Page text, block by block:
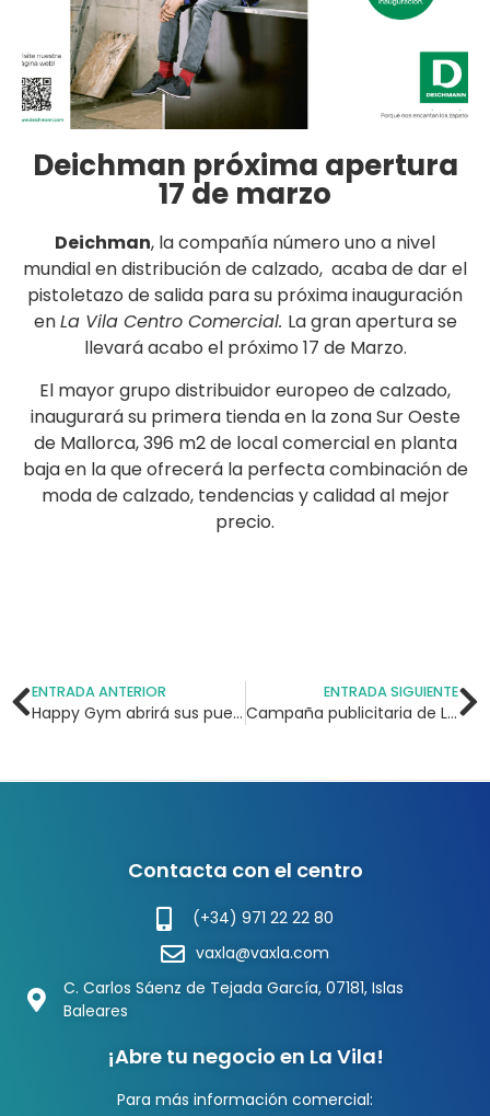
Deichman próxima apertura
17 de marzo
Deichman, la compañía número uno a nivel
mundial en distribución de calzado, acaba de dar el
pistoletazo de salida para su próxima inauguración
enLa Vila Centro Comercial. La gran apertura se
llevará acabo el próximo 17 de Marzo.
El mayor grupo distribuidor europeo de calzado,
inaugurará su primera tienda en la zona Sur Oeste
de Mallorca, 396 m2 de local comercial en planta
baja en la que ofrecerá la perfecta combinación de
moda de calzado, tendencias y calidad al mejor
precio.
ENTRADA ANTERIOR
Happy Gym abrirá sus puertas en La Vila
ENTRADA SIGUIENTE
Campaña publicitaria de La Vila
Contacta con el centro
(+34) 971 22 22 80
vaxla@vaxla.com
C. Carlos Sáenz de Tejada García, 07181, Islas
Baleares
¡Abre tu negocio en La Vila!
Para más información comercial: